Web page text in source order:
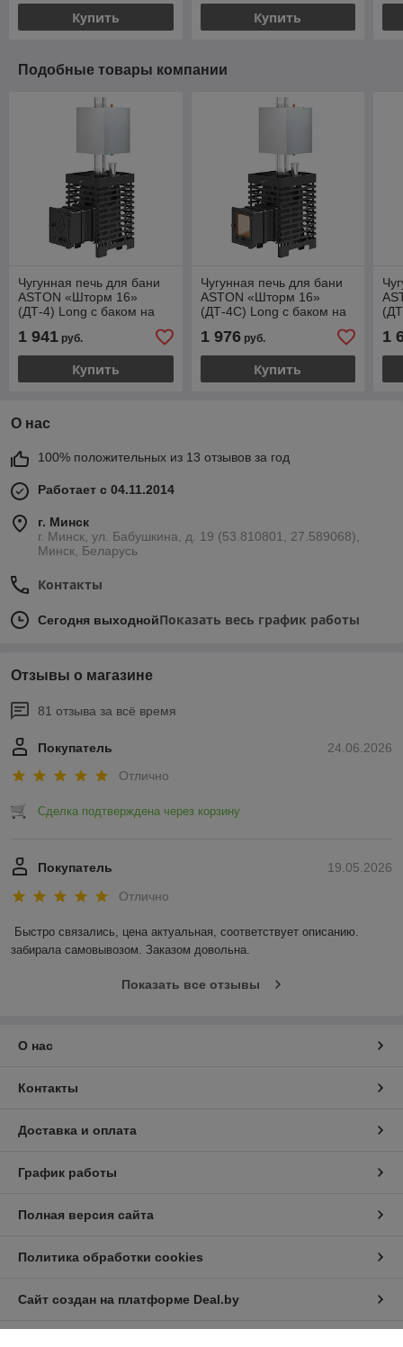
Купить Купить
Подобные товары компании
Чугунная печь для бани
ASTON «Шторм 16»
(ДТ-4) Long с баком на
«ШТОРМ»
1 941 руб.
Купить
Чугунная печь для бани
ASTON «Шторм 16»
(ДТ-4С) Long с баком на
«ШТОРМ»
1 976руб.
Купить
1
О нас
100% положительных из 13 отзывов за год
Работает с 04.11.2014
г. Минск
г. Минск, ул. Бабушкина, д. 19 (53.810801, 27.589068),
Минск, Беларусь
Контакты
Сегодня выходнойПоказать весь график работы
Отзывы о магазине
81 отзыва за всё время
24.06.2026
Покупатель
Отлично
Сделка подтверждена через корзину
19.05.2026
Покупатель
Отлично
Быстро связались, цена актуальная, соответствует описанию.
забирала самовывозом. Заказом довольна.
Показать все отзывы
О нас
Контакты
Доставка и оплата
График работы
Полная версия сайта
Политика обработки cookies
Сайт создан на платформе Deal.by